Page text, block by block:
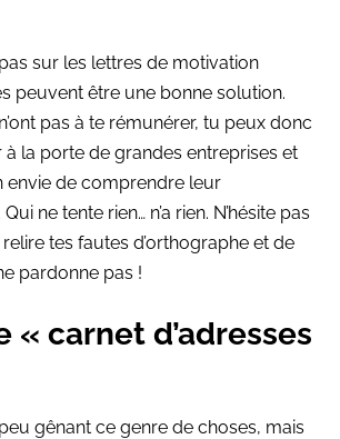
sur les lettres de motivation
peuvent être une bonne solution.
pas à te rémunérer, tu peux donc
la porte de grandes entreprises et
envie de comprendre leur
ne tente rien… n’a rien. N’hésite pas
tes fautes d’orthographe et de
pardonne pas !
« carnet d’adresses
gênant ce genre de choses, mais